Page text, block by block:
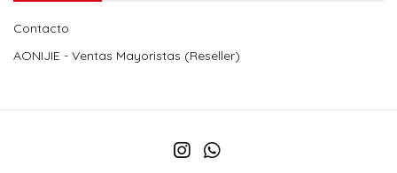
Contacto
AONIJIE - Ventas Mayoristas (Reseller)